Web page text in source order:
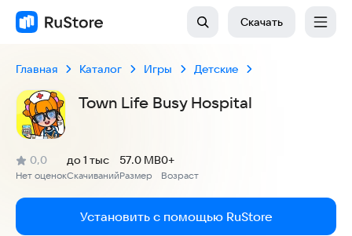
Скачать
Главная Каталог Игры Детские
Town Life Busy Hospital
Рейтинг:
0,0
(
Нет оценок
)
Скачиваний
до 1 тыс
Размер
57.0 MB
Возраст
0+
Установить с помощью RuStore